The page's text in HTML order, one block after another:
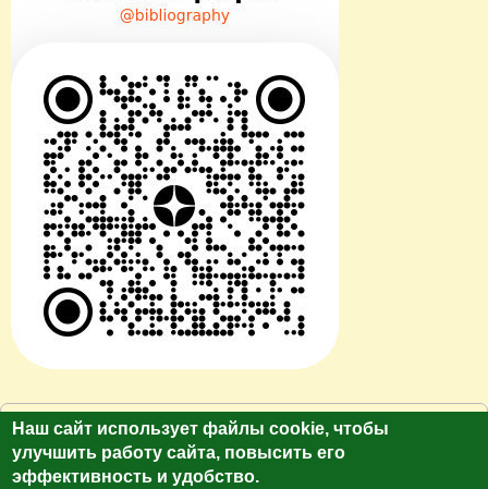
© Сайт клуб путешественников "Лукас Тур"
https://galina-lukas.ru.
Копирование текста и фото только с разрешения
Наш сайт использует файлы cookie, чтобы
улучшить работу сайта, повысить его
эффективность и удобство.